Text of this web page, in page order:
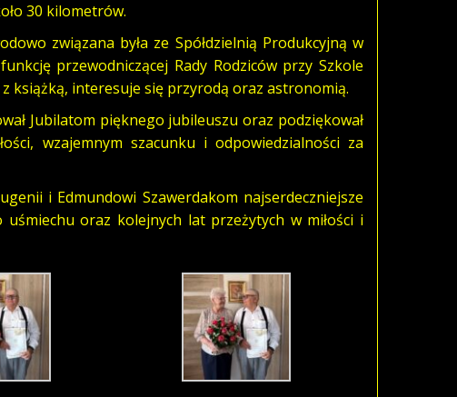
30 kilometrów.
związana była ze Spółdzielnią Produkcyjną w
przewodniczącej Rady Rodziców przy Szkole
książką, interesuje się przyrodą oraz astronomią.
Jubilatom pięknego jubileuszu oraz podziękował
wzajemnym szacunku i odpowiedzialności za
i Edmundowi Szawerdakom najserdeczniejsze
oraz kolejnych lat przeżytych w miłości i